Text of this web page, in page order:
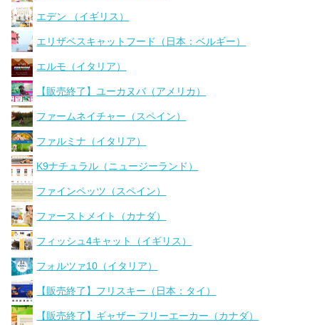
エデン （イギリス）
エリザベスキャットフード（日本：ベルギー）
エルモ（イタリア）
【販売終了】ユーカヌバ（アメリカ）
ファームネイチャー（スペイン）
ファルミナ（イタリア）
K9ナチュラル（ニュージーランド）
ファインペッツ（スペイン）
ファーストメイト（カナダ）
フィッシュ4キャット（イギリス）
フォルツァ10（イタリア）
【販売終了】フリスキー（日本：タイ）
【販売終了】ギャザー フリーエーカー（カナダ）